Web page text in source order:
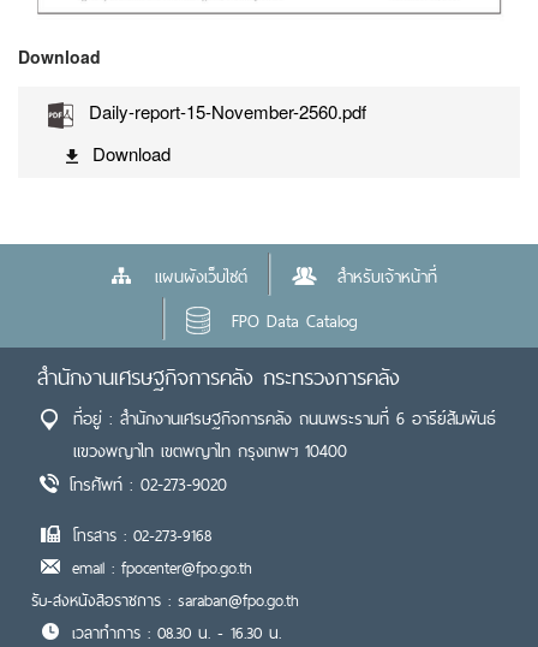
Download
Daily-report-15-November-2560.pdf
Download
แผนผังเว็บไซต์
สำหรับเจ้าหน้าที่
FPO Data Catalog
สำนักงานเศรษฐกิจการคลัง กระทรวงการคลัง
ที่อยู่ : สำนักงานเศรษฐกิจการคลัง ถนนพระรามที่ 6 อารีย์สัมพันธ์
แขวงพญาไท เขตพญาไท กรุงเทพฯ 10400
โทรศัพท์ : 02-273-9020
โทรสาร : 02-273-9168
email : fpocenter@fpo.go.th
รับ-ส่งหนังสือราชการ : saraban@fpo.go.th
เวลาทำการ : 08.30 น. - 16.30 น.